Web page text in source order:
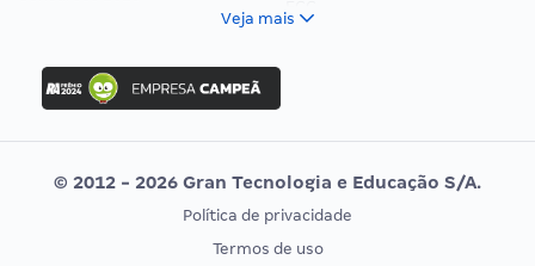
Concurso Ibama
Concurso MPU
Editais publicados
Vunesp
CONCURSOS POR PROFISSÃO
EXAME DE ORDEM
Veja mais
© 2012 - 2026 Gran Tecnologia e Educação S/A.
Política de privacidade
Termos de uso